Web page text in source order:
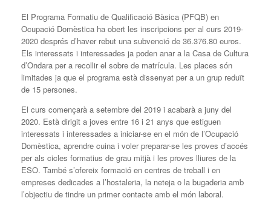
El Programa Formatiu de Qualificació Bàsica (PFQB) en
Ocupació Domèstica ha obert les inscripcions per al curs 2019-
2020 després d’haver rebut una subvenció de 36.376.80 euros.
Els interessats i interessades ja poden anar a la Casa de Cultura
d’Ondara per a recollir el sobre de matrícula. Les places són
limitades ja que el programa està dissenyat per a un grup reduït
de 15 persones.
El curs començarà a setembre del 2019 i acabarà a juny del
2020. Està dirigit a joves entre 16 i 21 anys que estiguen
interessats i interessades a iniciar-se en el món de l’Ocupació
Domèstica, aprendre cuina i voler preparar-se les proves d’accés
per als cicles formatius de grau mitjà i les proves lliures de la
ESO. També s’ofereix formació en centres de treball i en
empreses dedicades a l’hostaleria, la neteja o la bugaderia amb
l’objectiu de tindre un primer contacte amb el món laboral.